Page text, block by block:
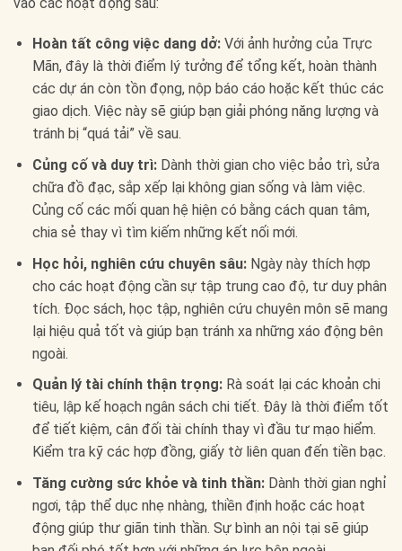
Hoàn tất công việc dang dở:Với ảnh hưởng của Trực
Mãn, đây là thời điểm lý tưởng để tổng kết, hoàn thành
các dự án còn tồn đọng, nộp báo cáo hoặc kết thúc các
giao dịch. Việc này sẽ giúp bạn giải phóng năng lượng và
tránh bị “quá tải” về sau.
Củng cố và duy trì:Dành thời gian cho việc bảo trì, sửa
chữa đồ đạc, sắp xếp lại không gian sống và làm việc.
Củng cố các mối quan hệ hiện có bằng cách quan tâm,
chia sẻ thay vì tìm kiếm những kết nối mới.
Học hỏi, nghiên cứu chuyên sâu:Ngày này thích hợp
cho các hoạt động cần sự tập trung cao độ, tư duy phân
tích. Đọc sách, học tập, nghiên cứu chuyên môn sẽ mang
lại hiệu quả tốt và giúp bạn tránh xa những xáo động bên
ngoài.
Quản lý tài chính thận trọng:Rà soát lại các khoản chi
tiêu, lập kế hoạch ngân sách chi tiết. Đây là thời điểm tốt
để tiết kiệm, cân đối tài chính thay vì đầu tư mạo hiểm.
Kiểm tra kỹ các hợp đồng, giấy tờ liên quan đến tiền bạc.
Tăng cường sức khỏe và tinh thần:Dành thời gian nghỉ
ngơi, tập thể dục nhẹ nhàng, thiền định hoặc các hoạt
động giúp thư giãn tinh thần. Sự bình an nội tại sẽ giúp